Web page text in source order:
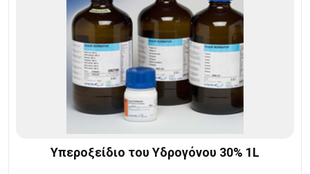
Υπεροξείδιο του Υδρογόνου 30% 1L